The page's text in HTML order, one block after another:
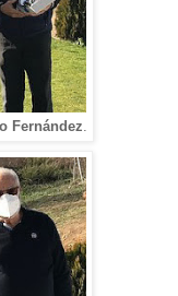
Fernández.